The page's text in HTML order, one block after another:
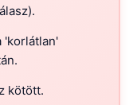
'korlátlan'
kötött.